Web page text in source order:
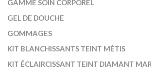
GAMME SOIN CORPOREL
GEL DE DOUCHE
GOMMAGES
KIT BLANCHISSANTS TEINT MÉTIS
KIT ÉCLAIRCISSANT TEINT DIAMANT